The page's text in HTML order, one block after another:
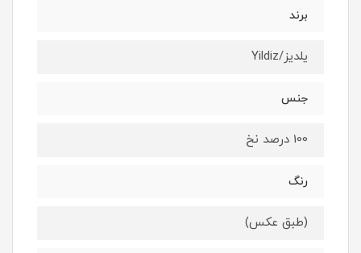
برند
یلدیز/Yildiz
جنس
100 درصد نخ
رنگ
(طبق عکس)